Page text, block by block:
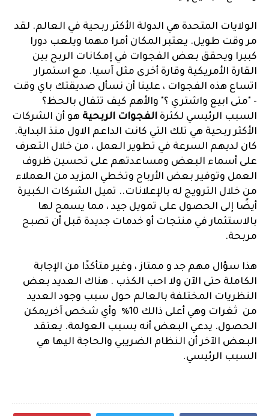
الولايات المتحدة هي الدولة الأكثر ربحية في العالم. لقد
مر وقت طويل. يعتبر المكان أمرا مهما ويلعب دورا
كبيرا ويحقق بعض الفجوات في إمكانات الربح بين
القارة الأمريكية وقارة أخرى مثل آسيا. مع استمرار
اتساع هذه الفجوات ، علينا أن نسأل صديقتك باي وقت
- "متى ابيع واشتري ؟" والأهم كيف تتفال بالحظ؟
السبب الرئيسي لكثرة الفجوات الربحية هو أن الشركات
الأكثر ربحية هي تلك التي كانت الداعم الاول منذ البداية.
كان لديهم السرعة في تطوير العمل ، من خلال التعرف
على أسماء البعض ومساعدتهم على تحسين ظروف
العمل وتوفير بعض الأرباح وتخطي المزيد من العملاء
من خلال الترويج له بالإعلانات.. تميل الشركات الكبيرة
أيضًا إلى الحصول على تمويل جيد ، مما يسمح لها
بالاستثمار في منتجات أو خدمات جديدة قبل أن تصبح
مربحة.
هذا سؤال مهم جد و ممتاز ، وغير متأكدًا من الإجابة
الكاملة حتى الآن ولا احب الكذب . هناك العديد بعض
النظريات المختلفة بالعالم حول سبب وجود العديد
من ثغرات وهي أعلى ذالك 10٪ وأي شخص آخريمكن
الحصول. يدعي البعض أنه بسبب العولمة. يعتقد
البعض الآخر أن النظام الضريبي والحاجة اليها هي
السبب الرئيسي.